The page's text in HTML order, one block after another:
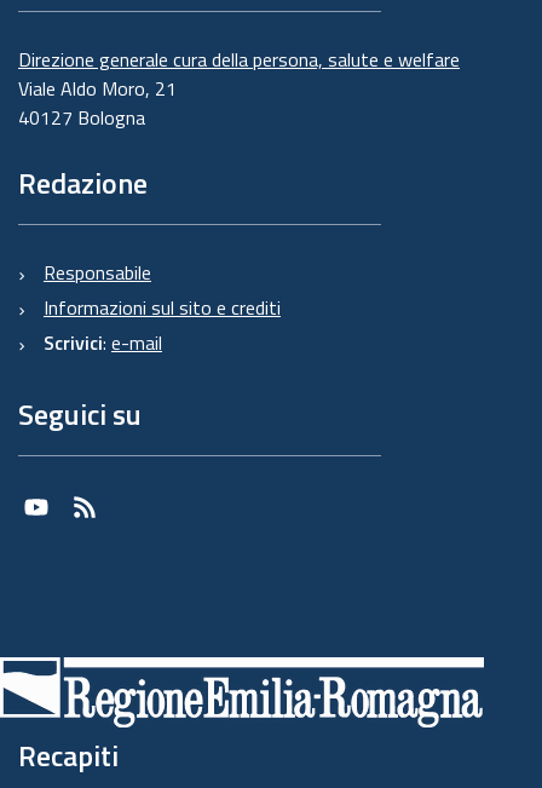
Direzione generale cura della persona, salute e welfare
Viale Aldo Moro, 21
40127 Bologna
Redazione
Responsabile
Informazioni sul sito e crediti
Scrivici: e-mail
Seguici su
Youtube
RSS
Recapiti